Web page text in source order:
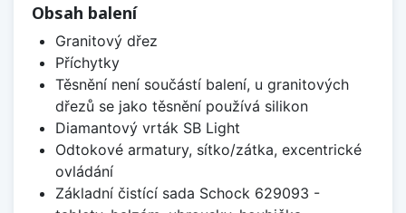
Obsah balení
Granitový dřez
Příchytky
Těsnění není součástí balení, u granitových
dřezů se jako těsnění používá silikon
Diamantový vrták SB Light
Odtokové armatury, sítko/zátka, excentrické
ovládání
Základní čistící sada Schock 629093 -